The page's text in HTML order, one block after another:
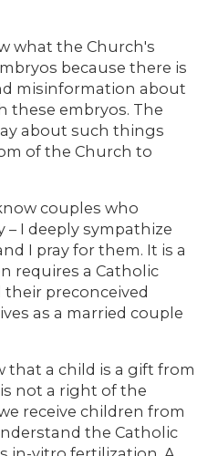
what the Church's
because there is
misinformation about
these embryos. The
about such things
of the Church to
couples who
I deeply sympathize
I pray for them. It is a
requires a Catholic
preconceived
as a married couple
that a child is a gift from
not a right of the
receive children from
the Catholic